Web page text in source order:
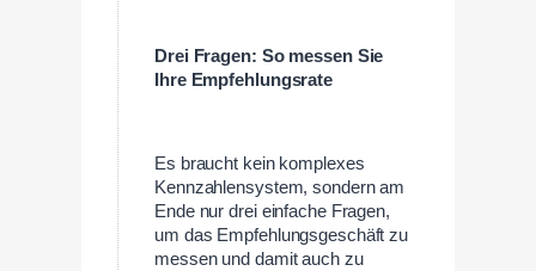
Drei Fragen: So messen Sie
Ihre Empfehlungsrate
Es braucht kein komplexes
Kennzahlensystem, sondern am
Ende nur drei einfache Fragen,
um das Empfehlungsgeschäft zu
messen und damit auch zu